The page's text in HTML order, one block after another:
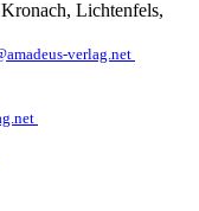
Lichtenfels,
verlag.net